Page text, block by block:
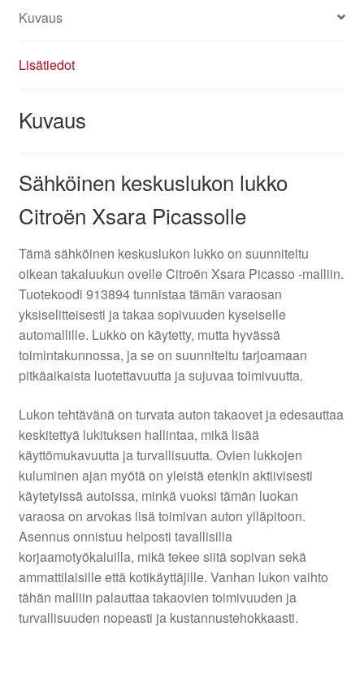
Kuvaus
Lisätiedot
Kuvaus
Sähköinen keskuslukon lukko
Citroën Xsara Picassolle
Tämä sähköinen keskuslukon lukko on suunniteltu
oikean takaluukun ovelle Citroën Xsara Picasso -malliin.
Tuotekoodi 913894 tunnistaa tämän varaosan
yksiselitteisesti ja takaa sopivuuden kyseiselle
automallille. Lukko on käytetty, mutta hyvässä
toimintakunnossa, ja se on suunniteltu tarjoamaan
pitkäaikaista luotettavuutta ja sujuvaa toimivuutta.
Lukon tehtävänä on turvata auton takaovet ja edesauttaa
keskitettyä lukituksen hallintaa, mikä lisää
käyttömukavuutta ja turvallisuutta. Ovien lukkojen
kuluminen ajan myötä on yleistä etenkin aktiivisesti
käytetyissä autoissa, minkä vuoksi tämän luokan
varaosa on arvokas lisä toimivan auton ylläpitoon.
Asennus onnistuu helposti tavallisilla
korjaamotyökaluilla, mikä tekee siitä sopivan sekä
ammattilaisille että kotikäyttäjille. Vanhan lukon vaihto
tähän malliin palauttaa takaovien toimivuuden ja
turvallisuuden nopeasti ja kustannustehokkaasti.